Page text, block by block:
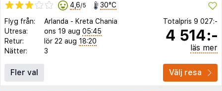
4,6/5 30°C
Flyg från: Arlanda - Kreta Chania
Utresa:
ons 19 aug 05:45
Retur:
lör 22 aug 18:20
Nätter:
3
Totalpris 9 027:-
4 514:-
läs mer
Fler val Välj resa